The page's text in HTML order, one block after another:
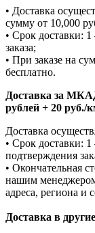
• Доставка
сумму от 10,000
• Срок доставки:
заказа;
• При заказе на
бесплатно.
Доставка за
рублей + 20 руб./
Доставка
• Срок доставки:
подтверждения
• Окончательная
нашим
адреса, региона и
Доставка в